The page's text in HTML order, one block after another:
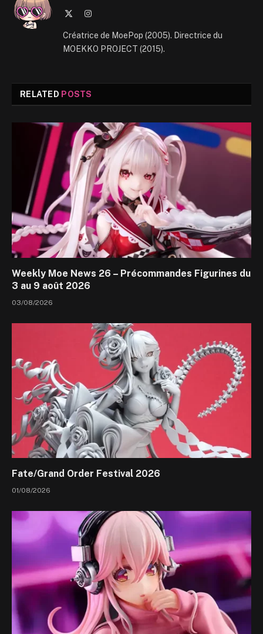
Instagram
Créatrice de MoePop (2005). Directrice du
MOEKKO PROJECT (2015).
RELATED POSTS
Weekly Moe News 26 – Précommandes Figurines du
3 au 9 août 2026
03/08/2026
Fate/Grand Order Festival 2026
01/08/2026